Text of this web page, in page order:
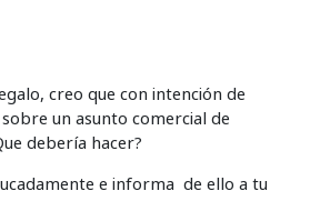
creo que con intención de
un asunto comercial de
debería hacer?
e informa de ello a tu